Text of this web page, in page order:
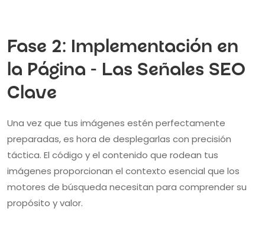
Fase 2: Implementación en
la Página - Las Señales SEO
Clave
Una vez que tus imágenes estén perfectamente
preparadas, es hora de desplegarlas con precisión
táctica. El código y el contenido que rodean tus
imágenes proporcionan el contexto esencial que los
motores de búsqueda necesitan para comprender su
propósito y valor.